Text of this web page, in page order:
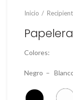
Inicio
Colores:
Negro –